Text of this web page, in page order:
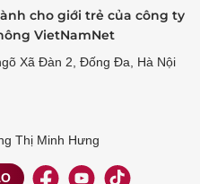
cho giới trẻ của công ty
VietNamNet
Xã Đàn 2, Đống Đa, Hà Nội
Thị Minh Hưng